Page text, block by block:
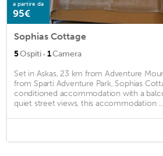
a partire da
95€
Sophias Cottage
5Ospiti · 1Camera
Set in Askas, 23 km from Adventure
from Sparti Adventure Park, Sophias
conditioned accommodation with a
quiet street views, this accommodation ...